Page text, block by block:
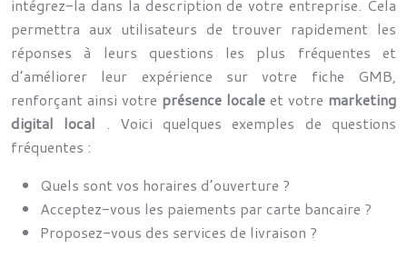
intégrez-la dans la description de votre entreprise. Cela
permettra aux utilisateurs de trouver rapidement les
réponses à leurs questions les plus fréquentes et
d’améliorer leur expérience sur votre fiche GMB,
renforçant ainsi votre présence locale et votre marketing
digital local . Voici quelques exemples de questions
fréquentes :
Quels sont vos horaires d’ouverture ?
Acceptez-vous les paiements par carte bancaire ?
Proposez-vous des services de livraison ?